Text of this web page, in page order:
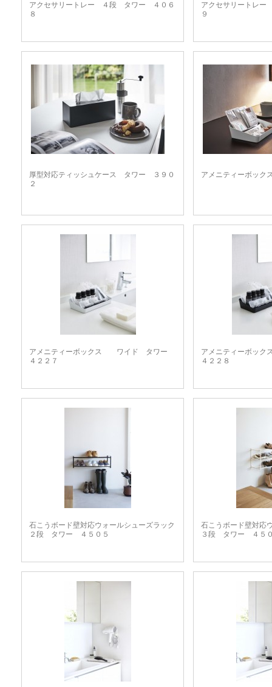
アクセサリートレー ４段 タワー ４０６
８
アクセサリートレ
９
厚型対応ティッシュケース タワー ３９０
２
アメニティーボッ
アメニティーボックス ワイド タワー
４２２７
アメニティーボ
４２２８
石こうボード壁対応ウォールシューズラック
２段 タワー ４５０５
石こうボード壁対応
３段 タワー ４５